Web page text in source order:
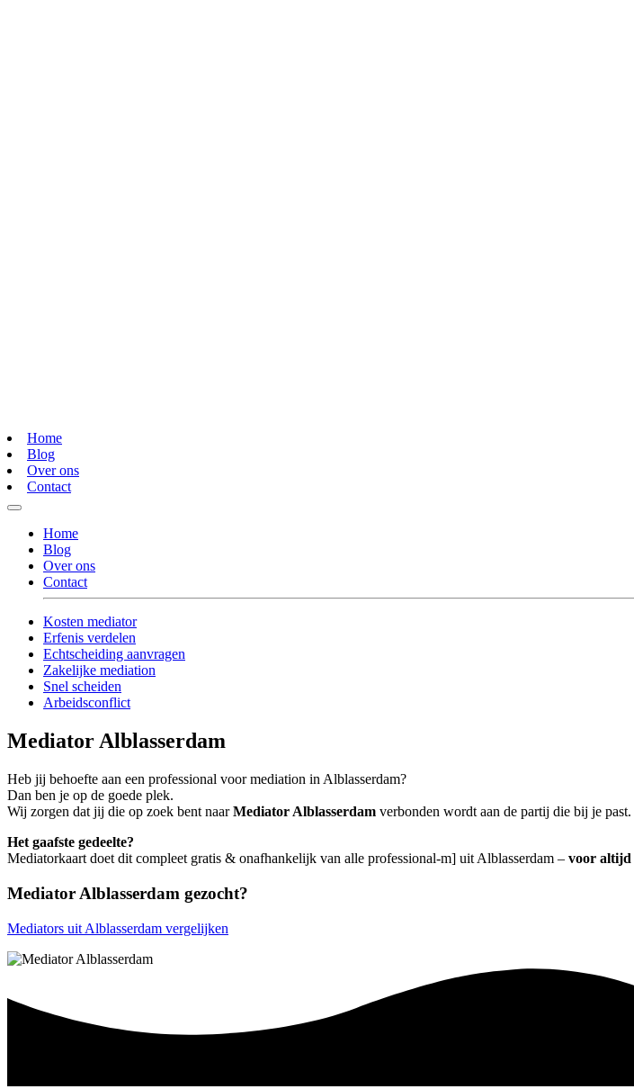
Home
Blog
Over ons
Contact
Home
Blog
Over ons
Contact
Kosten mediator
Erfenis verdelen
Echtscheiding aanvragen
Zakelijke mediation
Snel scheiden
Arbeidsconflict
Mediator Alblasserdam
Heb jij behoefte aan een professional voor mediation in Alblasserdam?
Dan ben je op de goede plek.
Wij zorgen dat jij die op zoek bent naarMediator Alblasserdam verbonden wordt aan de partij die bij je past.
Het gaafste gedeelte?
Mediatorkaart doet dit compleet gratis & onafhankelijk van alle professional-m] uit Alblasserdam – voor altijd
Mediator Alblasserdam gezocht?
Mediators uit Alblasserdam vergelijken